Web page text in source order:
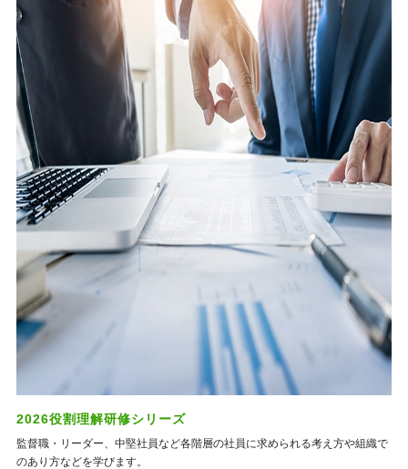
2026役割理解研修シリーズ
監督職・リーダー、中堅社員など各階層の社員に求められる考え方や組織で
のあり方などを学びます。